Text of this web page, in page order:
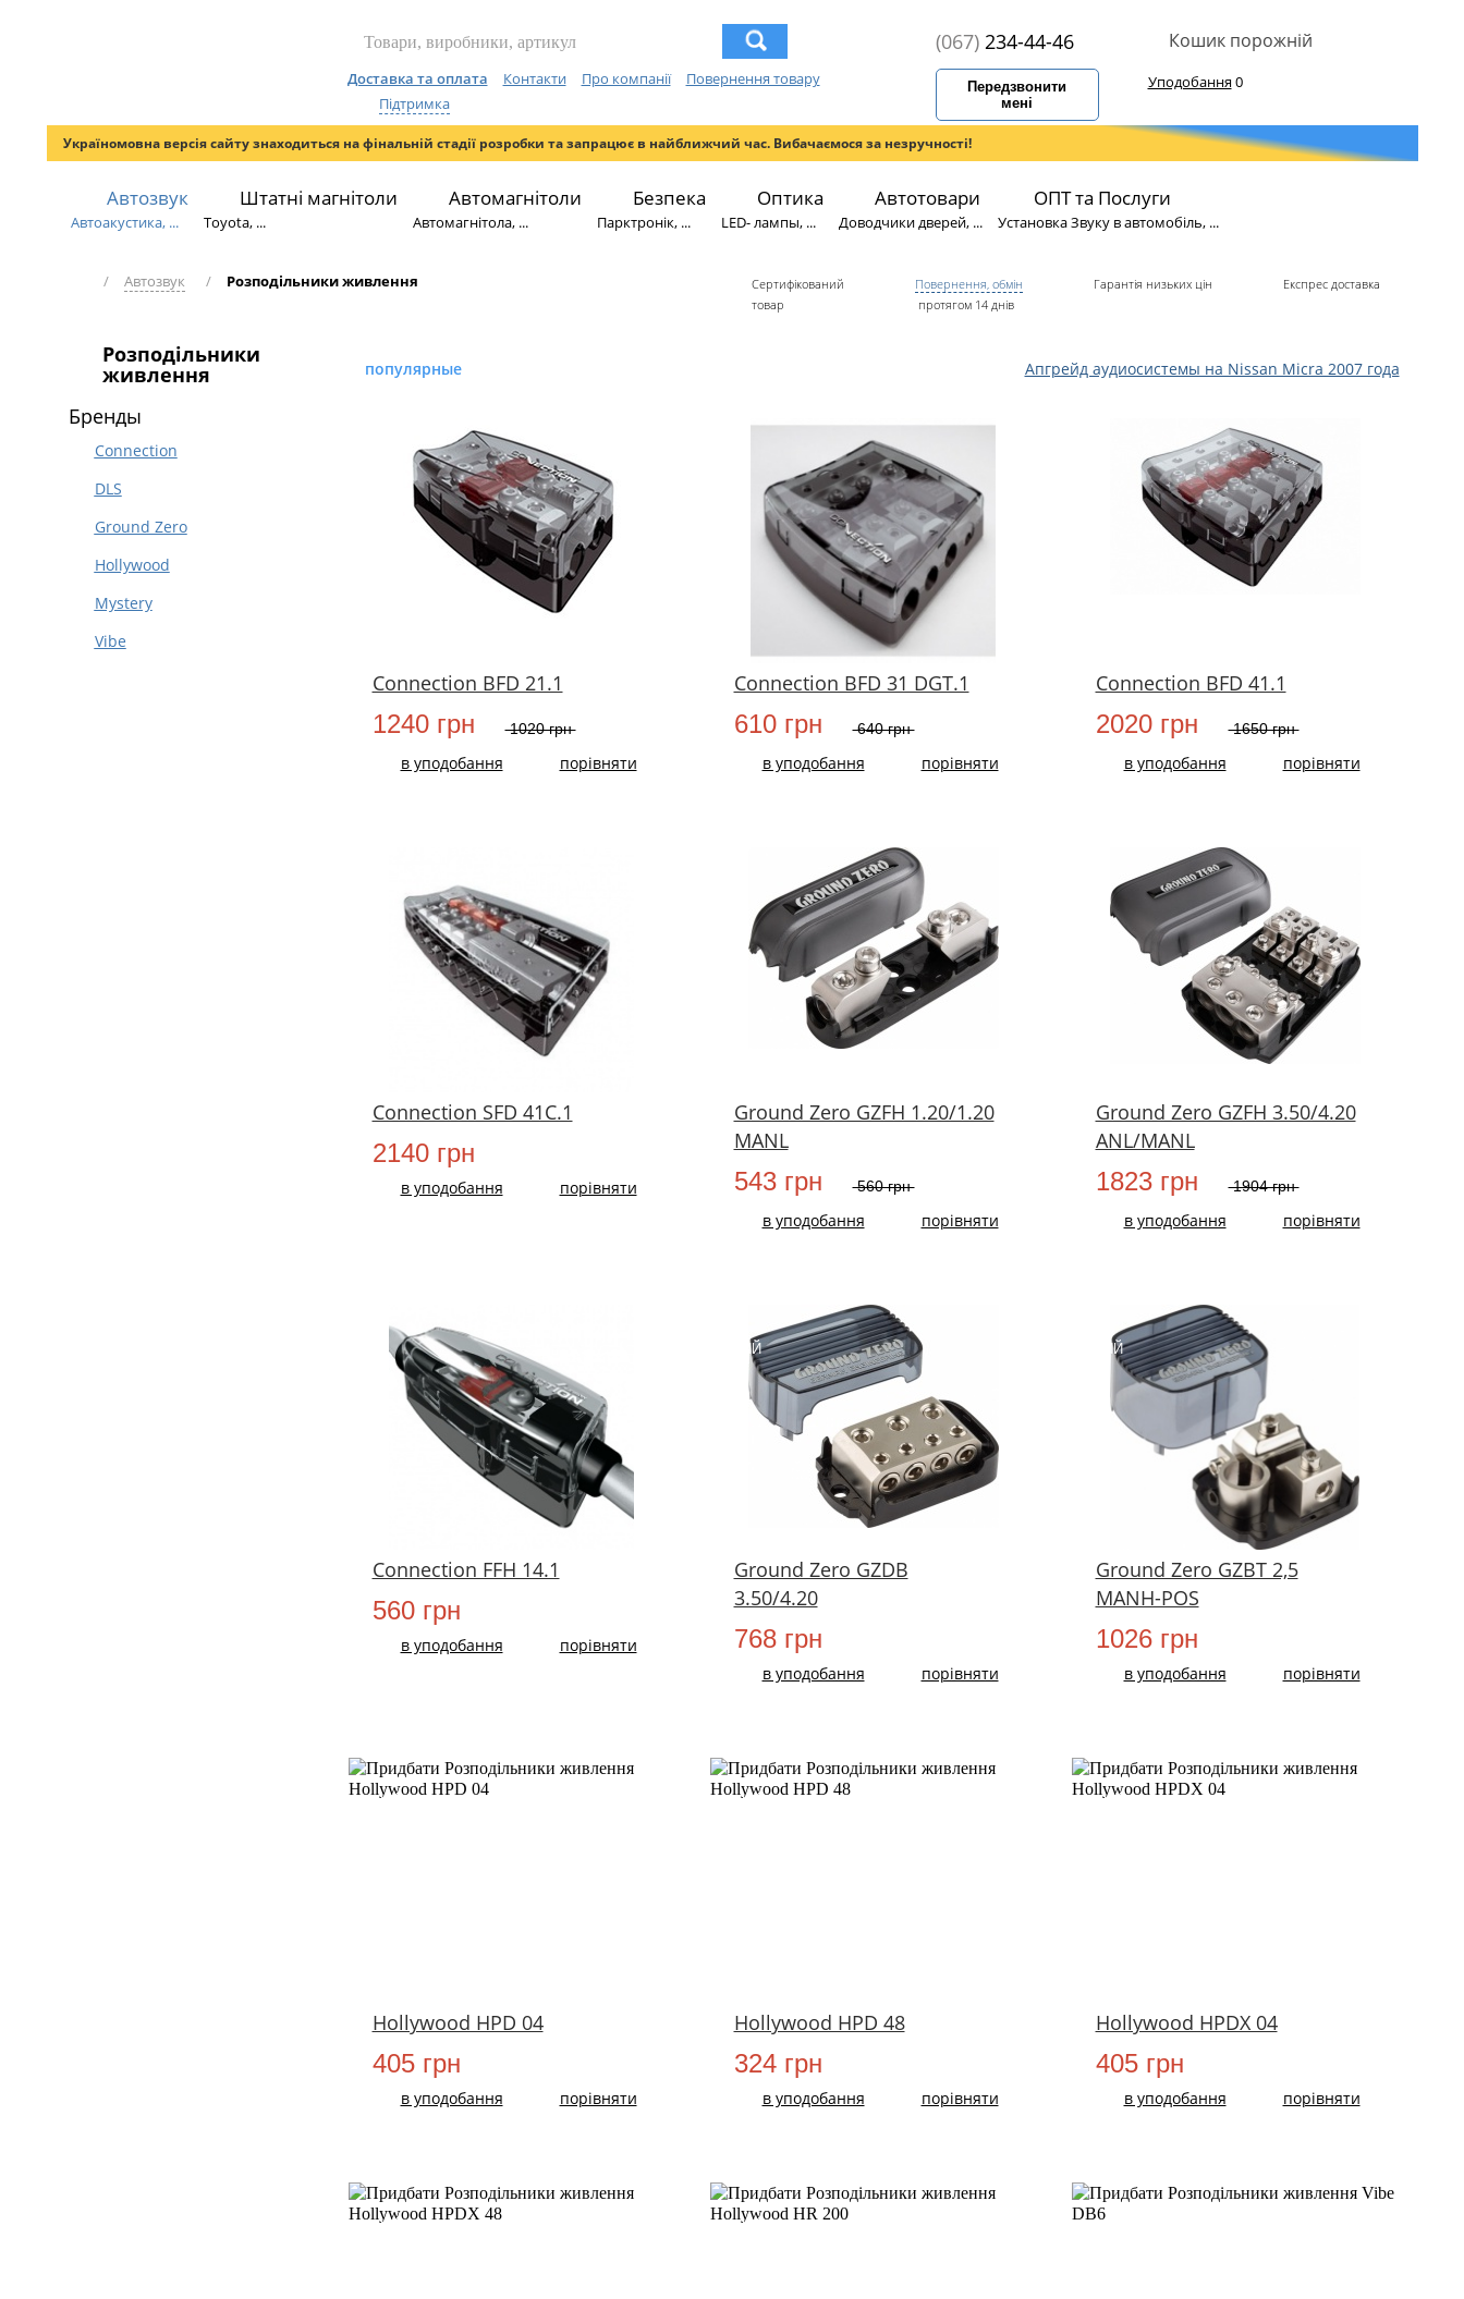
Доставка та оплата Контакти Про компанії
Повернення товару
Підтримка
(067)234-44-46
Передзвонити
мені
Кошик порожній
Уподобання0
Україномовна версія сайту знаходиться на фінальній стадії розробки та запрацює в найближчий час. Вибачаємося за незручності!
Автозвук
Автоакустика, ...
Штатні магнітоли
Toyota, ...
Автомагнітоли
Автомагнітола, ...
Безпека
Парктронік, ...
Оптика
LED- лампы, ...
Автотовари
Доводчики дверей, ...
ОПТ та Послуги
Установка Звуку в автомобіль, ...
/ Автозвук / Розподільники живлення
Сертифікований
товар
Повернення, обмін
протягом 14 днів
Гарантія низьких цін Експрес доставка
Розподільники
живлення
Бренды
Connection
DLS
Ground Zero
Hollywood
Mystery
Vibe
популярные Апгрейд аудиосистемы на Nissan Micra 2007 года
Connection BFD 21.1
1240 грн 1020 грн
в уподобання порівняти
Connection BFD 31 DGT.1
610 грн 640 грн
в уподобання порівняти
Connection BFD 41.1
2020 грн 1650 грн
в уподобання порівняти
Connection SFD 41C.1
2140 грн
в уподобання порівняти
Ground Zero GZFH 1.20/1.20
MANL
543 грн 560 грн
в уподобання порівняти
Ground Zero GZFH 3.50/4.20
ANL/MANL
1823 грн 1904 грн
в уподобання порівняти
Connection FFH 14.1
560 грн
в уподобання порівняти
НОВИЙ
Ground Zero GZDB
3.50/4.20
768 грн
в уподобання порівняти
НОВИЙ
Ground Zero GZBT 2,5
MANH-POS
1026 грн
в уподобання порівняти
НОВИЙ
Hollywood HPD 04
405 грн
в уподобання порівняти
НОВИЙ
Hollywood HPD 48
324 грн
в уподобання порівняти
НОВИЙ
Hollywood HPDX 04
405 грн
в уподобання порівняти
НОВИЙ НОВИЙ